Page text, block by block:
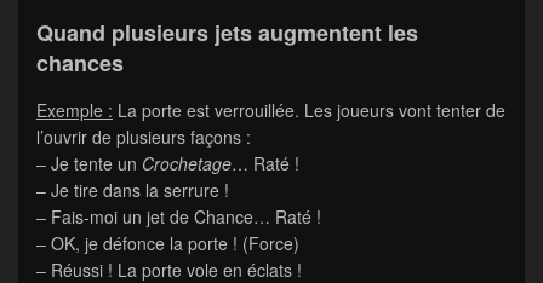
Quand plusieurs jets augmentent les
chances
Exemple : La porte est verrouillée. Les joueurs vont tenter de
l’ouvrir de plusieurs façons :
– Je tente un Crochetage… Raté !
– Je tire dans la serrure !
– Fais-moi un jet de Chance… Raté !
– OK, je défonce la porte ! (Force)
– Réussi ! La porte vole en éclats !